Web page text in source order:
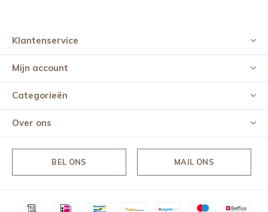
Klantenservice
Mijn account
Categorieën
Over ons
BEL ONS MAIL ONS